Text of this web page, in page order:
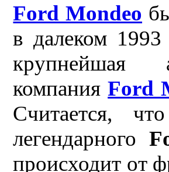
Ford Mondeo
в далеком 1993
крупнейшая
компанияFord
Считается,
легендарного
происходит от